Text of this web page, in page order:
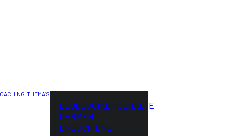
THEMA’S
BLOEDSUIKERGEHALTE
DARMEN
ENDOCRIENE